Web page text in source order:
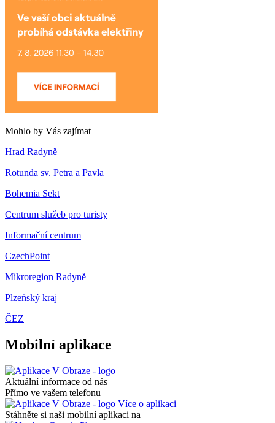
Mohlo by Vás zajímat
Hrad Radyně
Rotunda sv. Petra a Pavla
Bohemia Sekt
Centrum služeb pro turisty
Informační centrum
CzechPoint
Mikroregion Radyně
Plzeňský kraj
ČEZ
Mobilní aplikace
Aktuální informace od nás
Přímo ve vašem telefonu
Více o aplikaci
Stáhněte si naši mobilní aplikaci na